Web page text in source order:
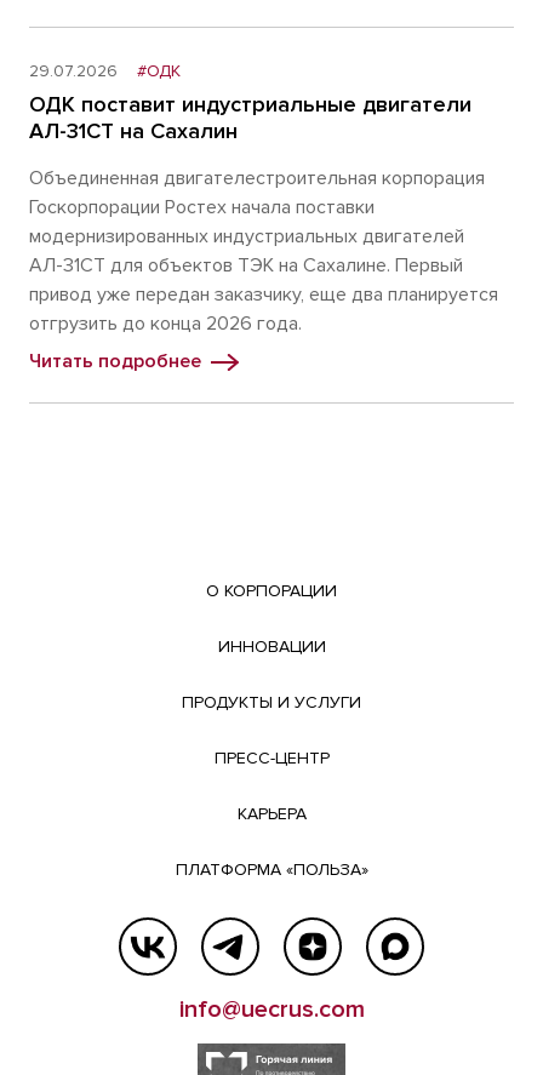
29.07.2026 #ОДК
ОДК поставит индустриальные двигатели
АЛ-31СТ на Сахалин
Объединенная двигателестроительная корпорация
Госкорпорации Ростех начала поставки
модернизированных индустриальных двигателей
АЛ-31СТ для объектов ТЭК на Сахалине. Первый
привод уже передан заказчику, еще два планируется
отгрузить до конца 2026 года.
Читать подробнее
О КОРПОРАЦИИ
ИННОВАЦИИ
ПРОДУКТЫ И УСЛУГИ
ПРЕСС-ЦЕНТР
КАРЬЕРА
ПЛАТФОРМА «ПОЛЬЗА»
info@uecrus.com